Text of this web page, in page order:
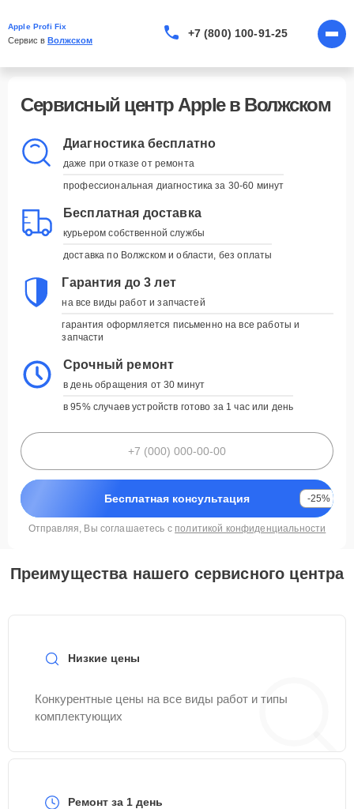
Apple Profi Fix
Сервис в Волжском
+7 (800) 100-91-25
Сервисный центр Apple в Волжском
Диагностика бесплатно
даже при отказе от ремонта
профессиональная диагностика за 30-60 минут
Бесплатная доставка
курьером собственной службы
доставка по Волжском и области, без оплаты
Гарантия до 3 лет
на все виды работ и запчастей
гарантия оформляется письменно на все работы и
запчасти
Срочный ремонт
в день обращения от 30 минут
в 95% случаев устройств готово за 1 час или день
Бесплатная консультация -25%
Отправляя, Вы соглашаетесь с политикой конфиденциальности
Преимущества нашего сервисного центра
Низкие цены
Конкурентные цены на все виды работ и типы
комплектующих
Ремонт за 1 день